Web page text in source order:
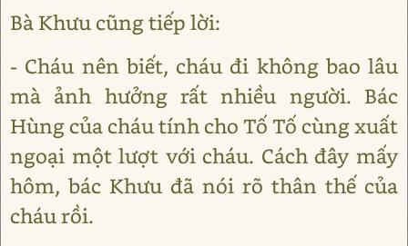
Bà Khưu cũng tiếp lời:
- Cháu nên biết, cháu đi không bao lâu
mà ảnh hưởng rất nhiều người. Bác
Hùng của cháu tính cho Tố Tố cùng xuất
ngoại một lượt với cháu. Cách đây mấy
hôm, bác Khưu đã nói rõ thân thế của
cháu rồi.